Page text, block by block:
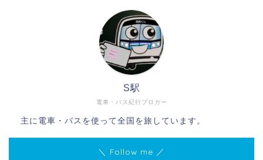
電車・バス紀行ブロガー
S駅
主に電車・バスを使って全国を旅しています。
＼ Follow me ／